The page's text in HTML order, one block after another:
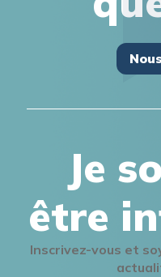
Je
être
Inscrivez-vous et